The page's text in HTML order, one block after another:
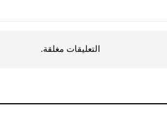
التعليقات مغلقة.